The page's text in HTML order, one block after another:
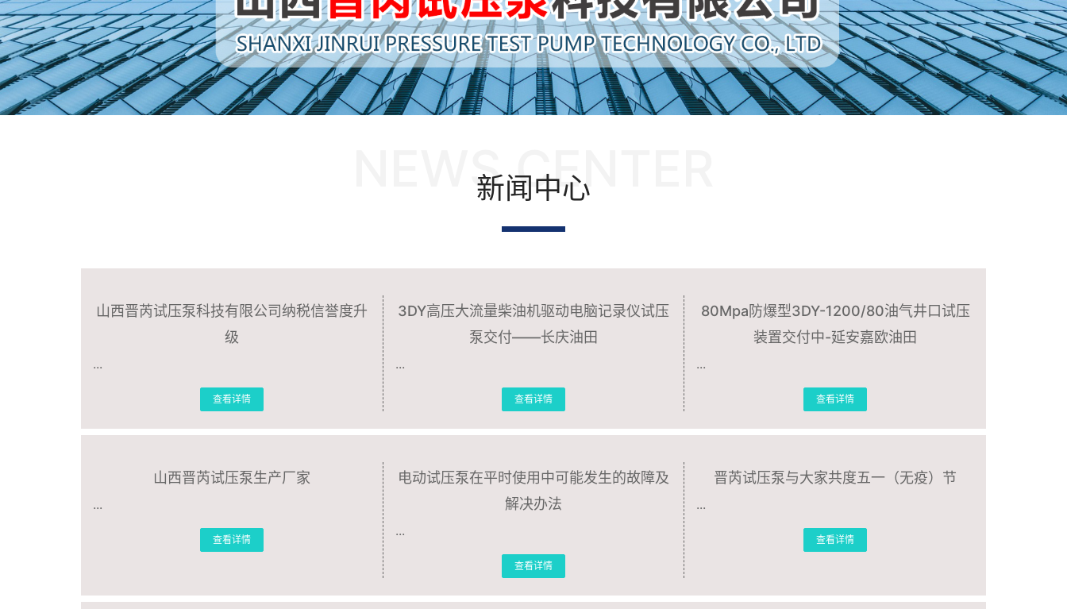
NEWS CENTER
新闻中心
山西晋芮试压泵科技有限公司纳税信誉度升
级
...
查看详情
3DY高压大流量柴油机驱动电脑记录仪试压
泵交付——长庆油田
...
查看详情
80Mpa防爆型3DY-1200/80油气井口试压
装置交付中-延安嘉欧油田
...
查看详情
山西晋芮试压泵生产厂家
...
查看详情
电动试压泵在平时使用中可能发生的故障及
解决办法
...
查看详情
晋芮试压泵与大家共度五一（无疫）节
...
查看详情